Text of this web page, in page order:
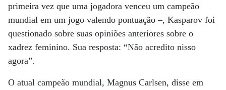
primeira vez que uma jogadora venceu um campeão
mundial em um jogo valendo pontuação –, Kasparov foi
questionado sobre suas opiniões anteriores sobre o
xadrez feminino. Sua resposta: “Não acredito nisso
agora”.
O atual campeão mundial, Magnus Carlsen, disse em